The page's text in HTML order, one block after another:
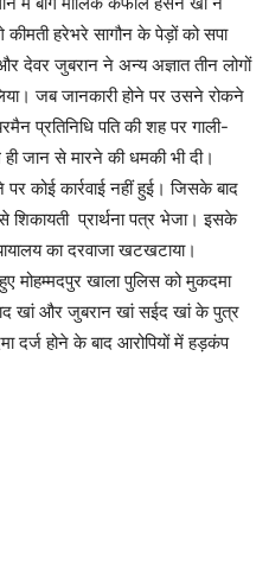
हरेभरे सागौन के पेड़ों को सपा
देवर जुबरान ने अन्य अज्ञात तीन लोगों
जब जानकारी होने पर उसने रोकने
प्रतिनिधि पति की शह पर गाली-
जान से मारने की धमकी भी दी।
कोई कार्रवाई नहीं हुई। जिसके बाद
शिकायती प्रार्थना पत्र भेजा। इसके
का दरवाजा खटखटाया।
मोहम्मदपुर खाला पुलिस को मुकदमा
खां और जुबरान खां सईद खां के पुत्र
दर्ज होने के बाद आरोपियों में हड़कंप